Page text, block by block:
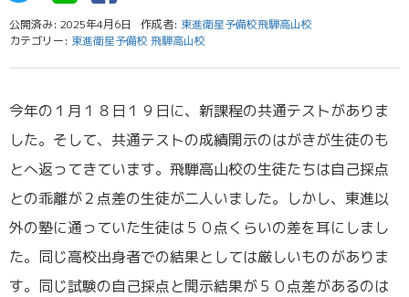
公開済み: 2025年4月6日 作成者: 東進衛星予備校飛騨高山校
カテゴリー: 東進衛星予備校 飛騨高山校
今年の１月１８日１９日に、新課程の共通テストがありま
した。そして、共通テストの成績開示のはがきが生徒のも
とへ返ってきています。飛騨高山校の生徒たちは自己採点
との乖離が２点差の生徒が二人いました。しかし、東進以
外の塾に通っていた生徒は５０点くらいの差を耳にしまし
た。同じ高校出身者での結果としては厳しいものがありま
す。同じ試験の自己採点と開示結果が５０点差があるのは